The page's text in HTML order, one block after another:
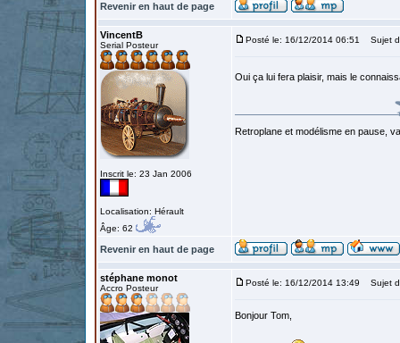
Revenir en haut de page
VincentB
Serial Posteur
Inscrit le: 23 Jan 2006
Localisation: Hérault
Âge: 62
Posté le: 16/12/2014 06:51 Sujet
Oui ça lui fera plaisir, mais le
Retroplane et modélisme en pause,
Revenir en haut de page
stéphane monot
Accro Posteur
Posté le: 16/12/2014 13:49 Sujet
Bonjour Tom,